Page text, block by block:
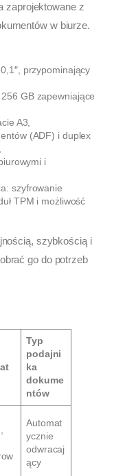
zaprojektowane z
w biurze.
przypominający
GB zapewniające
A3,
(ADF) i duplex
i
szyfrowanie
TPM i możliwość
szybkością i
go do potrzeb
Typ
podajni
ka
dokume
ntów
Automat
ycznie
odwracaj
ący